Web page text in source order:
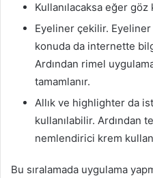
Kullanılacaksa eğer göz
Eyeliner çekilir. Eyeliner
konuda da internette
Ardından rimel
tamamlanır.
Allık ve highlighter da
kullanılabilir. Ardından
nemlendirici krem
Bu sıralamada uygulama